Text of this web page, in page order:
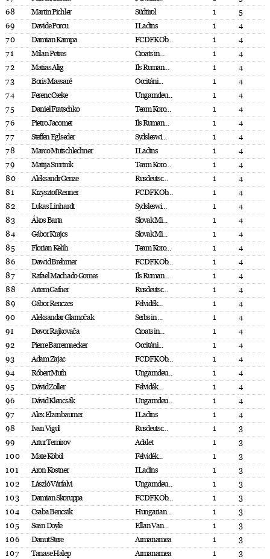
68
Martin Pichler Südtirol 1
5
69
Davide Porcu I Ladins 1
4
70
Damian Kampa FC DFK Ob... 1
4
71
Milan Petres Croats in... 1
4
72
Matias Alig Ils Ruman... 1
4
73
Boris Massaré Occitáni... 1
4
74
Ferenc Cseke Ungarndeu... 1
4
75
Daniel Fratschko Team Koro... 1
4
76
Pietro Jacomet Ils Ruman... 1
4
77
Steffen Eglseder Sydsleswi... 1
4
78
Marco Mutschlechner I Ladins 1
4
79
Matija Smrtnik Team Koro... 1
4
80
Aleksandr Genze Rusdeutsc... 1
4
81
Krzysztof Renner FC DFK Ob... 1
4
82
Lukas Linhardt Sydsleswi... 1
4
83
Ákos Barta Slovak Mi... 1
4
84
Gábor Krajcs Slovak Mi... 1
4
85
Florian Kelih Team Koro... 1
4
86
Dawid Brehmer FC DFK Ob... 1
4
87
Rafael Machado Gomes Ils Ruman... 1
4
88
Artem Gafner Rusdeutsc... 1
4
89
Gábor Renczes Felvidék... 1
4
90
Aleksandar Glamočak Serbs in ... 1
4
91
Davor Rajkovača Croats in... 1
4
92
Pierre Barremaecker Occitáni... 1
4
93
Adam Zajac FC DFK Ob... 1
4
94
Róbert Muth Ungarndeu... 1
4
95
Dávid Zoller Felvidék... 1
4
96
Dávid Klencsák Ungarndeu... 1
4
97
Alex Elzenbaumer I Ladins 1
4
98
Ivan Vigul Rusdeutsc... 1
3
99
Artur Temirov Adalet 1
3
100
Mate Köböl Felvidék... 1
3
101
Aron Kostner I Ladins 1
3
102
László Várfalvi Ungarndeu... 1
3
103
Damian Skoruppa FC DFK Ob... 1
3
104
Csaba Bencsik Hungarian... 1
3
105
Sean Doyle Ellan Van... 1
3
106
Danut Stere Armanamea 1
3
107
Tanase Halep Armanamea 1
3